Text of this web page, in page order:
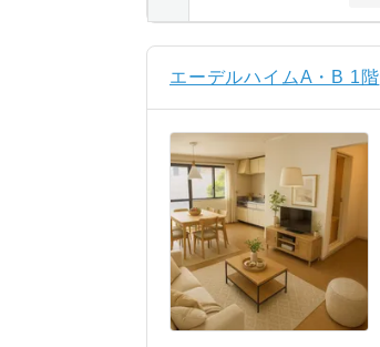
エーデルハイムA・B 1階